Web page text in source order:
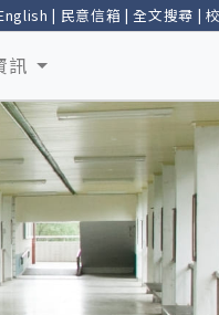
| 民意信箱 |全文搜尋 |
訊